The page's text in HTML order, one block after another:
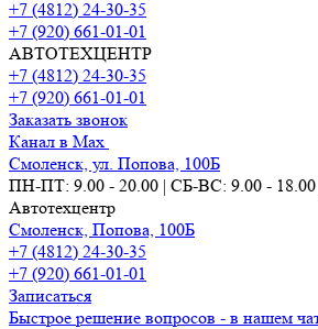
+7 (4812) 24-30-35
+7 (920) 661-01-01
АВТОТЕХЦЕНТР
+7 (4812) 24-30-35
+7 (920) 661-01-01
Заказать звонок
Канал в Max
Смоленск, ул. Попова, 100Б
ПН-ПТ: 9.00 - 20.00 | СБ-ВС: 9.00 - 18.00
Автотехцентр
Смоленск, Попова, 100Б
+7 (4812) 24-30-35
+7 (920) 661-01-01
Записаться
Быстрое решение вопросов - в нашем